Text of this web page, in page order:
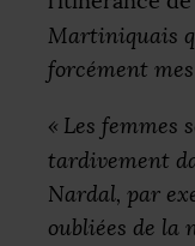
Martiniquais
forcément
« Les femmes
tardivement
Nardal, par
oubliées de la